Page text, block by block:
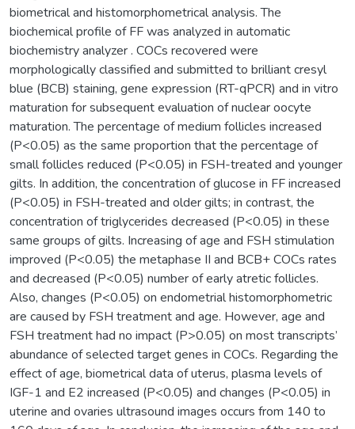
biometrical and histomorphometrical analysis. The
biochemical profile of FF was analyzed in automatic
biochemistry analyzer . COCs recovered were
morphologically classified and submitted to brilliant cresyl
blue (BCB) staining, gene expression (RT-qPCR) and in vitro
maturation for subsequent evaluation of nuclear oocyte
maturation. The percentage of medium follicles increased
(P<0.05) as the same proportion that the percentage of
small follicles reduced (P<0.05) in FSH-treated and younger
gilts. In addition, the concentration of glucose in FF increased
(P<0.05) in FSH-treated and older gilts; in contrast, the
concentration of triglycerides decreased (P<0.05) in these
same groups of gilts. Increasing of age and FSH stimulation
improved (P<0.05) the metaphase II and BCB+ COCs rates
and decreased (P<0.05) number of early atretic follicles.
Also, changes (P<0.05) on endometrial histomorphometric
are caused by FSH treatment and age. However, age and
FSH treatment had no impact (P>0.05) on most transcripts’
abundance of selected target genes in COCs. Regarding the
effect of age, biometrical data of uterus, plasma levels of
IGF-1 and E2 increased (P<0.05) and changes (P<0.05) in
uterine and ovaries ultrasound images occurs from 140 to